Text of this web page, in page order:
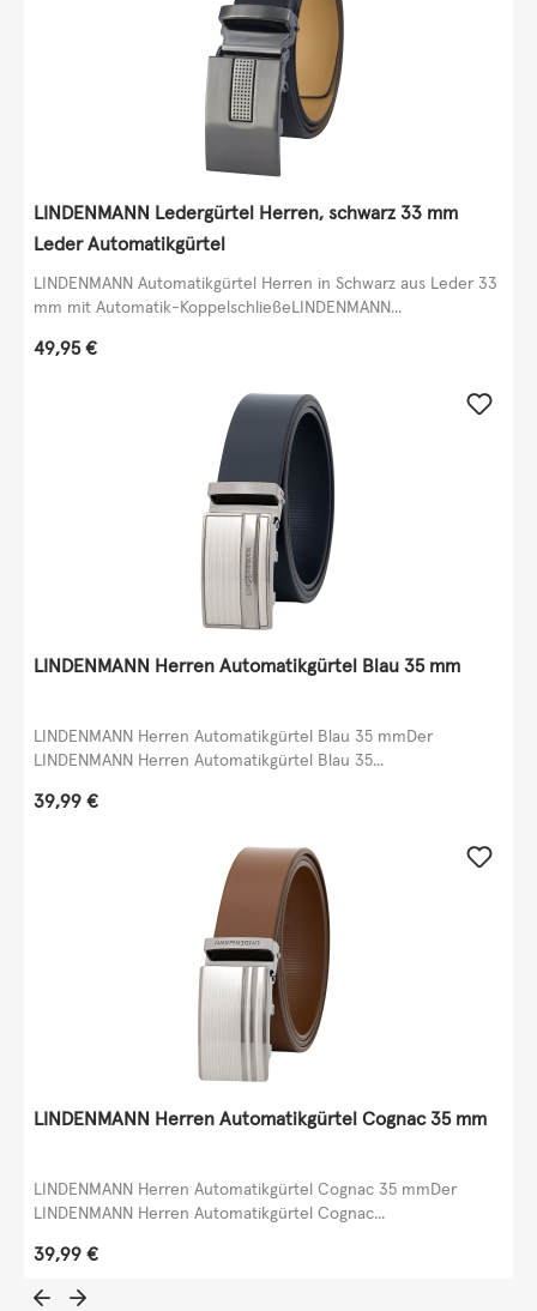
LINDENMANN Ledergürtel Herren, schwarz 33 mm
Leder Automatikgürtel
LINDENMANN Automatikgürtel Herren in Schwarz aus Leder 33
mm mit Automatik-KoppelschließeLINDENMANN...
Regulärer Preis:
49,95 €
LINDENMANN Herren Automatikgürtel Blau 35 mm
LINDENMANN Herren Automatikgürtel Blau 35 mmDer
LINDENMANN Herren Automatikgürtel Blau 35...
Regulärer Preis:
39,99 €
LINDENMANN Herren Automatikgürtel Cognac 35 mm
LINDENMANN Herren Automatikgürtel Cognac 35 mmDer
LINDENMANN Herren Automatikgürtel Cognac...
Regulärer Preis:
39,99 €